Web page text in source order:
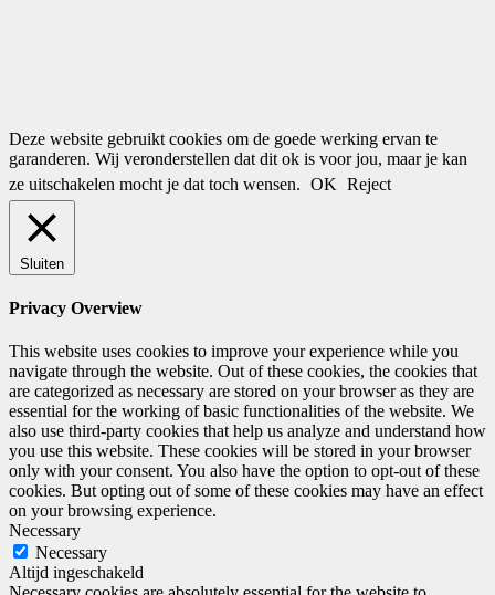
Deze website gebruikt cookies om de goede werking ervan te
garanderen. Wij veronderstellen dat dit ok is voor jou, maar je kan
ze uitschakelen mocht je dat toch wensen. OK Reject
Sluiten
Privacy Overview
This website uses cookies to improve your experience while you
navigate through the website. Out of these cookies, the cookies that
are categorized as necessary are stored on your browser as they are
essential for the working of basic functionalities of the website. We
also use third-party cookies that help us analyze and understand how
you use this website. These cookies will be stored in your browser
only with your consent. You also have the option to opt-out of these
cookies. But opting out of some of these cookies may have an effect
on your browsing experience.
Necessary
Necessary
Altijd ingeschakeld